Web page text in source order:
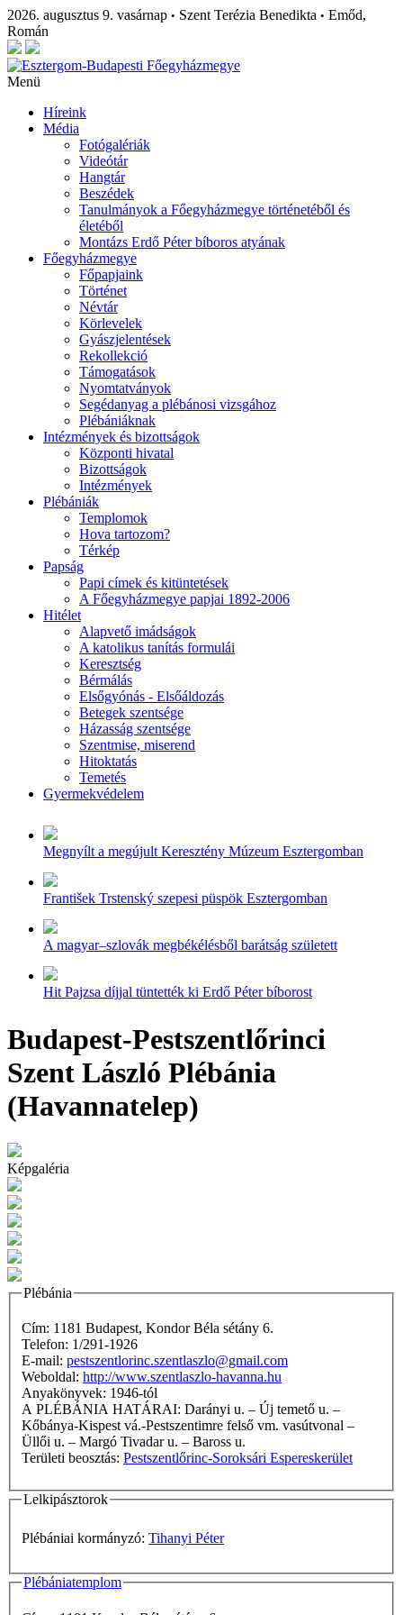
2026. augusztus 9. vasárnap • Szent Terézia Benedikta • Emőd,
Román
Menü
Híreink
Média
Fotógalériák
Videótár
Hangtár
Beszédek
Tanulmányok a Főegyházmegye történetéből és
életéből
Montázs Erdő Péter bíboros atyának
Főegyházmegye
Főpapjaink
Történet
Névtár
Körlevelek
Gyászjelentések
Rekollekció
Támogatások
Nyomtatványok
Segédanyag a plébánosi vizsgához
Plébániáknak
Intézmények és bizottságok
Központi hivatal
Bizottságok
Intézmények
Plébániák
Templomok
Hova tartozom?
Térkép
Papság
Papi címek és kitüntetések
A Főegyházmegye papjai 1892-2006
Hitélet
Alapvető imádságok
A katolikus tanítás formulái
Keresztség
Bérmálás
Elsőgyónás - Elsőáldozás
Betegek szentsége
Házasság szentsége
Szentmise, miserend
Hitoktatás
Temetés
Gyermekvédelem
Megnyílt a megújult Keresztény Múzeum Esztergomban
František Trstenský szepesi püspök Esztergomban
A magyar–szlovák megbékélésből barátság született
Hit Pajzsa díjjal tüntették ki Erdő Péter bíborost
Budapest-Pestszentlőrinci
Szent László Plébánia
(Havannatelep)
Képgaléria
Plébánia
Cím: 1181 Budapest, Kondor Béla sétány 6.
Telefon: 1/291-1926
E-mail: pestszentlorinc.szentlaszlo@gmail.com
Weboldal: http://www.szentlaszlo-havanna.hu
Anyakönyvek: 1946-tól
A PLÉBÁNIA HATÁRAI: Darányi u. – Új temető u. –
Kőbánya-Kispest vá.-Pestszentimre felső vm. vasútvonal –
Üllői u. – Margó Tivadar u. – Baross u.
Területi beosztás: Pestszentlőrinc-Soroksári Espereskerület
Lelkipásztorok
Plébániai kormányzó: Tihanyi Péter
Plébániatemplom